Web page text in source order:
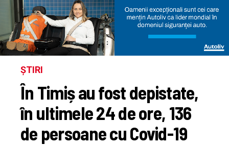
ȘTIRI
În Timiș au fost depistate,
în ultimele 24 de ore, 136
de persoane cu Covid-19